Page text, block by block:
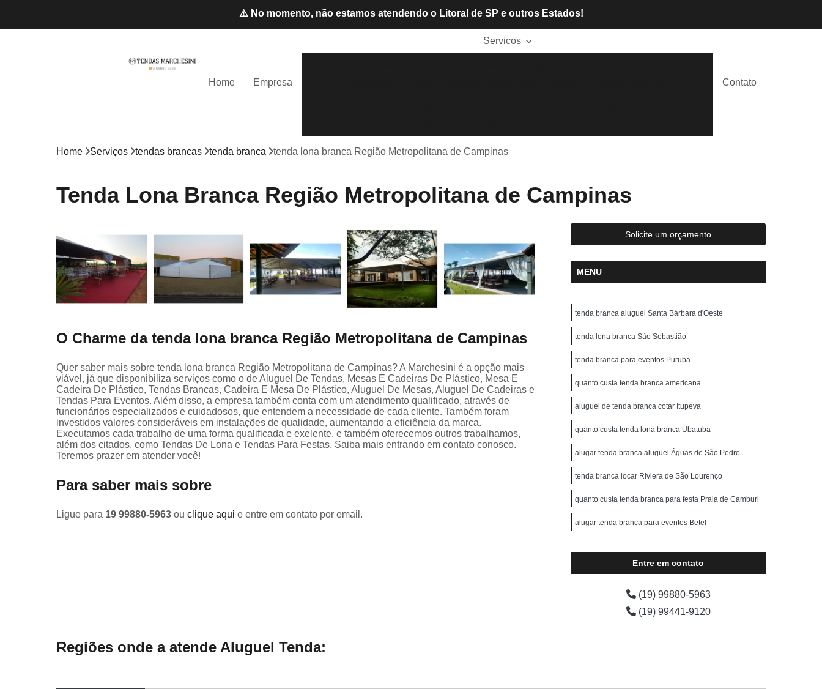
⚠️ No momento, não estamos atendendo o Litoral de SP e outros Estados!
Home Empresa
Servicos
Contato
Home Serviços tendas brancas tenda branca tenda lona branca Região Metropolitana de Campinas
Tenda Lona Branca Região Metropolitana de Campinas
O Charme da tenda lona branca Região Metropolitana de Campinas
Quer saber mais sobre tenda lona branca Região Metropolitana de Campinas? A Marchesini é a opção mais
viável, já que disponibiliza serviços como o de Aluguel De Tendas, Mesas E Cadeiras De Plástico, Mesa E
Cadeira De Plástico, Tendas Brancas, Cadeira E Mesa De Plástico, Aluguel De Mesas, Aluguel De Cadeiras e
Tendas Para Eventos. Além disso, a empresa também conta com um atendimento qualificado, através de
funcionários especializados e cuidadosos, que entendem a necessidade de cada cliente. Também foram
investidos valores consideráveis em instalações de qualidade, aumentando a eficiência da marca.
Executamos cada trabalho de uma forma qualificada e exelente, e também oferecemos outros trabalhamos,
além dos citados, como Tendas De Lona e Tendas Para Festas. Saiba mais entrando em contato conosco.
Teremos prazer em atender você!
Para saber mais sobre
Ligue para 19 99880-5963 ou clique aqui e entre em contato por email.
Solicite um orçamento
MENU
tenda branca aluguel Santa Bárbara d'Oeste
tenda lona branca São Sebastião
tenda branca para eventos Puruba
quanto custa tenda branca americana
aluguel de tenda branca cotar Itupeva
quanto custa tenda lona branca Ubatuba
alugar tenda branca aluguel Águas de São Pedro
tenda branca locar Riviera de São Lourenço
quanto custa tenda branca para festa Praia de Camburi
alugar tenda branca para eventos Betel
Entre em contato
(19) 99880-5963
(19) 99441-9120
Regiões onde a atende Aluguel Tenda: